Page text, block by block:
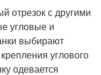
отрезок с другими
угловые и
выбирают
углового
одевается